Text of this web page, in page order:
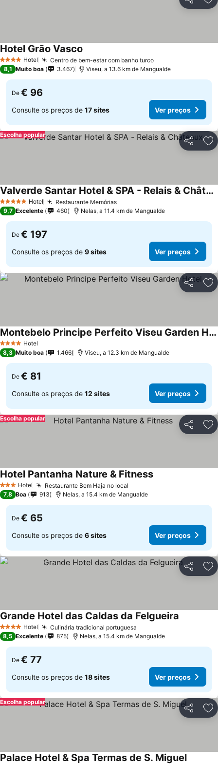
Partilhar
4 EstrelasHotel Centro de bem-estar com banho turco
Hotel Grão Vasco
8,1 Muito boa 3.467 Viseu, a 13.6 km de Mangualde
De € 96
Consulte os preços de 17 sites Ver preços
Partilhar
Escolha popular
5 Estrelas Hotel Restaurante Memórias
Valverde Santar Hotel & SPA - Relais & Châteaux
9,7 Excelente 460 Nelas, a 11.4 km de Mangualde
De € 197
Consulte os preços de 9 sites Ver preços
Partilhar
4 EstrelasHotel
Montebelo Principe Perfeito Viseu Garden Hotel
8,3 Muito boa 1.466 Viseu, a 12.3 km de Mangualde
De € 81
Consulte os preços de 12 sites Ver preços
Partilhar
Escolha popular
3 EstrelasHotel Restaurante Bem Haja no local
Hotel Pantanha Nature & Fitness
7,8 Boa 913 Nelas, a 15.4 km de Mangualde
De € 65
Consulte os preços de 6 sites Ver preços
Partilhar
4 EstrelasHotel Culinária tradicional portuguesa
Grande Hotel das Caldas da Felgueira
8,5 Excelente 875 Nelas, a 15.4 km de Mangualde
De € 77
Consulte os preços de 18 sites Ver preços
Partilhar
Escolha popular
Palace Hotel & Spa Termas de S. Miguel